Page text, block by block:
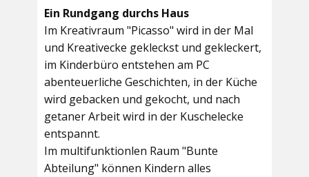
Ein Rundgang durchs Haus
Im Kreativraum "Picasso" wird in der Mal
und Kreativecke gekleckst und gekleckert,
im Kinderbüro entstehen am PC
abenteuerliche Geschichten, in der Küche
wird gebacken und gekocht, und nach
getaner Arbeit wird in der Kuschelecke
entspannt.
Im multifunktionlen Raum "Bunte
Abteilung" können Kindern alles